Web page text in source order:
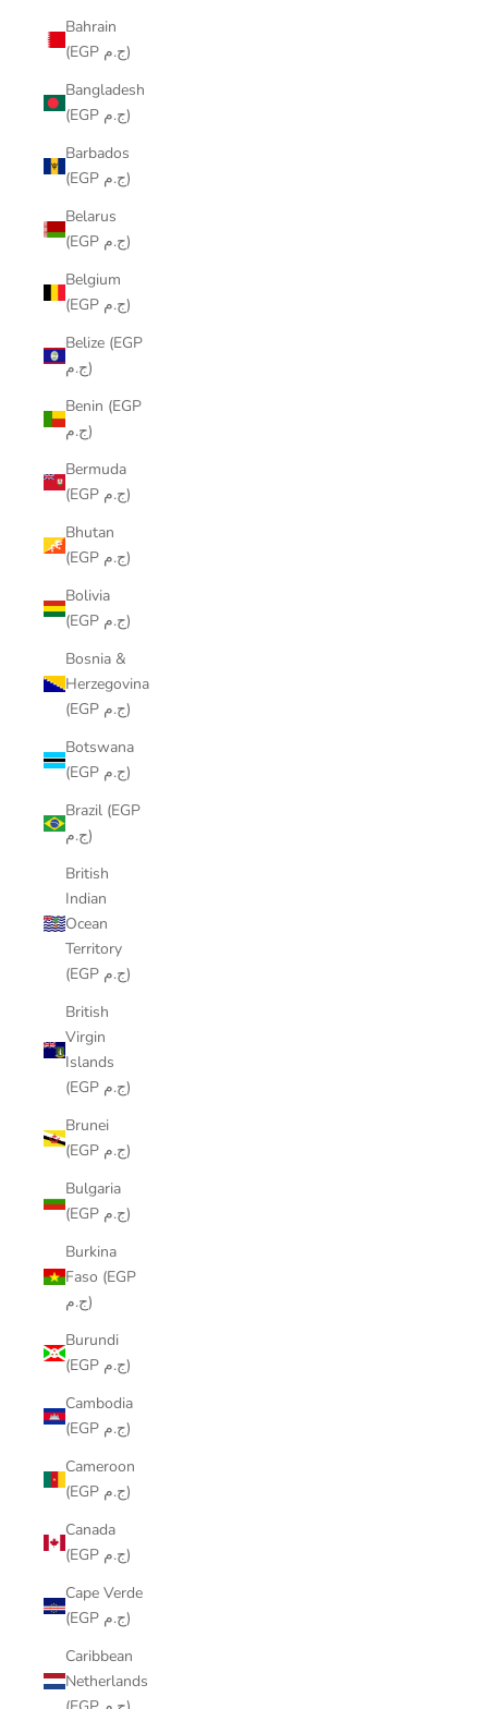
Bahrain
(EGP ج.م)
Bangladesh
(EGP ج.م)
Barbados
(EGP ج.م)
Belarus
(EGP ج.م)
Belgium
(EGP ج.م)
Belize (EGP
ج.م)
Benin (EGP
ج.م)
Bermuda
(EGP ج.م)
Bhutan
(EGP ج.م)
Bolivia
(EGP ج.م)
Bosnia &
Herzegovina
(EGP ج.م)
Botswana
(EGP ج.م)
Brazil (EGP
ج.م)
British
Indian
Ocean
Territory
(EGP ج.م)
British
Virgin
Islands
(EGP ج.م)
Brunei
(EGP ج.م)
Bulgaria
(EGP ج.م)
Burkina
Faso (EGP
ج.م)
Burundi
(EGP ج.م)
Cambodia
(EGP ج.م)
Cameroon
(EGP ج.م)
Canada
(EGP ج.م)
Cape Verde
(EGP ج.م)
Caribbean
Netherlands